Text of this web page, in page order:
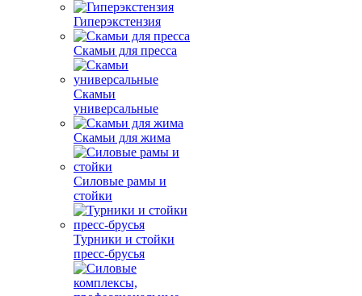
Гиперэкстензия
Скамьи для пресса
Скамьи
универсальные
Скамьи для жима
Силовые рамы и
стойки
Турники и стойки
пресс-брусья